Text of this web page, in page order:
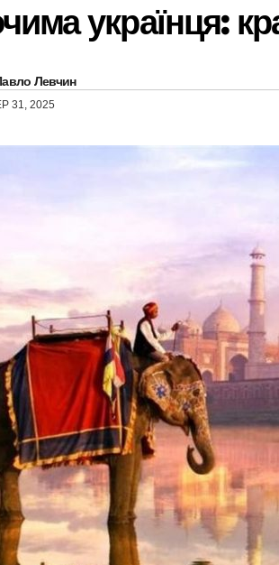
українця:
Левчин
31, 2025